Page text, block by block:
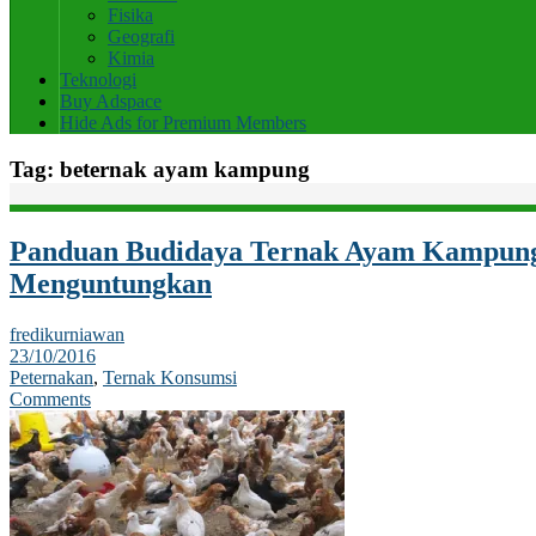
Fisika
Geografi
Kimia
Teknologi
Buy Adspace
Hide Ads for Premium Members
Tag: beternak ayam kampung
Panduan Budidaya Ternak Ayam
Menguntungkan
fredikurniawan
23/10/2016
Peternakan, Ternak Konsumsi
Comments